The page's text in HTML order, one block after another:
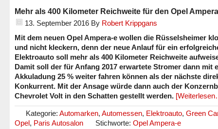
Mehr als 400 Kilometer Reichweite für den Opel
13. September 2016 By Robert Krippgans
Mit dem neuen Opel Ampera-e wollen die Rüsselsheimer
und nicht kleckern, denn der neue Anlauf für ein
Elektroauto soll mehr als 400 Kilometer Reichweite
Damit soll der für Anfang 2017 erwartete Stromer dann mit
Akkuladung 25 % weiter fahren können als der nächste
Konkurrent. Mit der Ansage würde dann auch der
Chevrolet Volt in den Schatten gestellt werden.
Kategorie: Automarken, Automessen, Elektroauto, Green
Opel, Paris Autosalon Stichworte: Opel Ampera-e